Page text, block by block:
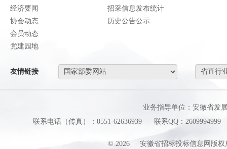
经济要闻
协会动态
会员动态
党建园地
招采信息发布统计
历史公告公示
友情链接
业务指导单位：安徽省发
联系电话（传真）：0551-62636939
联系QQ：2609994999
© 2026 安徽省招标投标信息网版